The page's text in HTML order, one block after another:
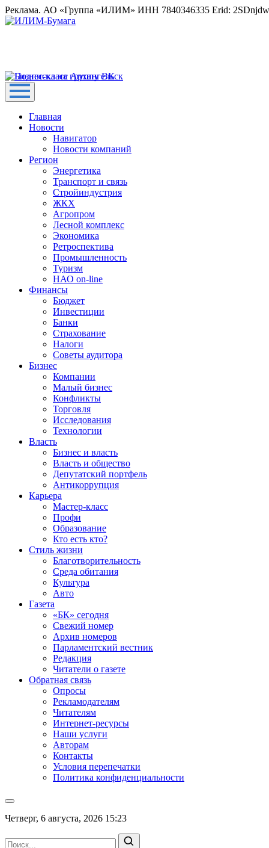
Реклама. АО «Группа «ИЛИМ» ИНН 7840346335 Erid:
Главная
Новости
Навигатор
Новости компаний
Регион
Энергетика
Транспорт и связь
Стройиндустрия
ЖКХ
Агропром
Лесной комплекс
Экономика
Ретроспектива
Промышленность
Туризм
НАО on-line
Финансы
Бюджет
Инвестиции
Банки
Страхование
Налоги
Советы аудитора
Бизнес
Компании
Малый бизнес
Конфликты
Торговля
Исследования
Технологии
Власть
Бизнес и власть
Власть и общество
Депутатский портфель
Антикоррупция
Карьера
Мастер-класс
Профи
Образование
Кто есть кто?
Стиль жизни
Благотворительность
Среда обитания
Культура
Авто
Газета
«БК» сегодня
Свежий номер
Архив номеров
Парламентский вестник
Редакция
Читатели о газете
Обратная связь
Опросы
Рекламодателям
Читателям
Интернет-ресурсы
Наши услуги
Авторам
Контакты
Условия перепечатки
Политика конфиденциальности
Четверг, 6 августа, 2026 15:23